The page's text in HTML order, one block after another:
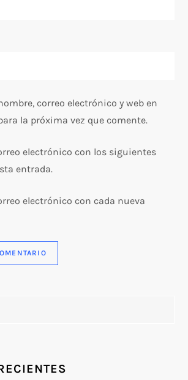
correo electrónico y web en
la próxima vez que comente.
electrónico con los siguientes
entrada.
electrónico con cada nueva